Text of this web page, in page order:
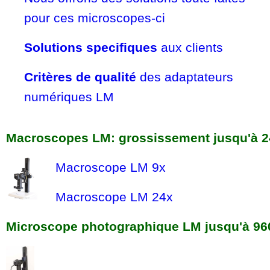
pour ces microscopes-ci
Solutions specifiques aux clients
Critères de qualité des adaptateurs
numériques LM
Macroscopes LM: grossissement jusqu'à
Macroscope LM 9x
Macroscope LM 24x
Microscope photographique LM jusqu'à